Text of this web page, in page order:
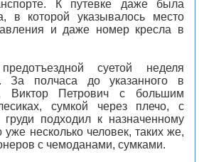
К путевке даже была
в которой указывалось место
и даже номер кресла в
суетой неделя
За полчаса до указанного в
Виктор Петрович с большим
сумкой через плечо, с
подходил к назначенному
уже несколько человек, таких же,
с чемоданами, сумками.